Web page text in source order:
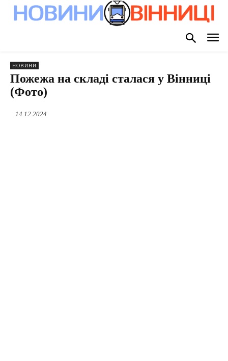
НОВИНИ
Пожежа на складі сталася у Вінниці
(Фото)
14.12.2024